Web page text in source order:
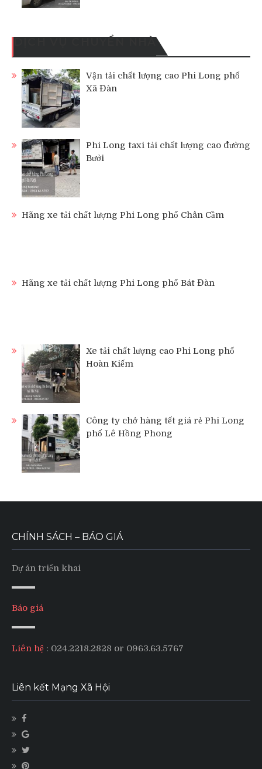
DỊCH VỤ CHUYỂN NHÀ
Vận tải chất lượng cao Phi Long phố
Xã Đàn
Phi Long taxi tải chất lượng cao đường
Bưởi
Hãng xe tải chất lượng Phi Long phố Chân Cầm
Hãng xe tải chất lượng Phi Long phố Bát Đàn
Xe tải chất lượng cao Phi Long phố
Hoàn Kiếm
Công ty chở hàng tết giá rẻ Phi Long
phố Lê Hồng Phong
CHÍNH SÁCH – BÁO GIÁ
Dự án triển khai
Báo giá
Liên hệ : 024.2218.2828 or 0963.63.5767
Liên kết Mạng Xã Hội